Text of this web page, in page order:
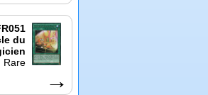
du
Rare
→